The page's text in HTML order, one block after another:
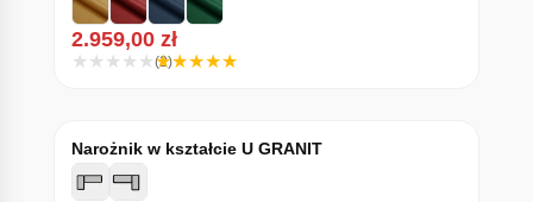
2.959,00 zł
(2)
Narożnik w kształcie U GRANIT